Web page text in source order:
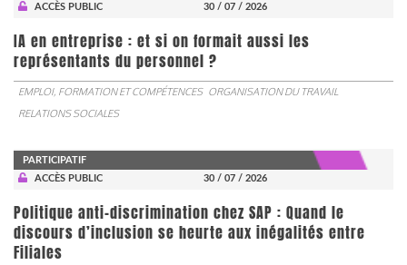
ACCÈS PUBLIC
30 / 07 / 2026
IA en entreprise : et si on formait aussi les
représentants du personnel ?
EMPLOI, FORMATION ET COMPÉTENCES ORGANISATION DU TRAVAIL
RELATIONS SOCIALES
PARTICIPATIF
ACCÈS PUBLIC
30 / 07 / 2026
Politique anti-discrimination chez SAP : Quand le
discours d’inclusion se heurte aux inégalités entre
Filiales